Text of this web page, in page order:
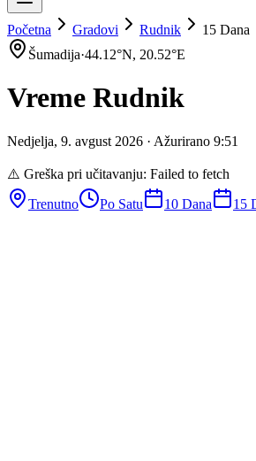
Početna Gradovi Rudnik
15 Dana
Šumadija·44.12°N, 20.52°E
Vreme Rudnik
Nedjelja, 9. avgust 2026 · Ažurirano 9:51
⚠️ Greška pri učitavanju: Failed to fetch
Trenutno
Po Satu 10 Dana 15